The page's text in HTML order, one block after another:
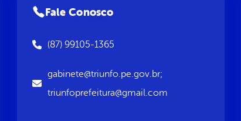
Fale Conosco
(87) 99105-1365
gabinete@triunfo.pe.gov.br;
triunfoprefeitura@gmail.com